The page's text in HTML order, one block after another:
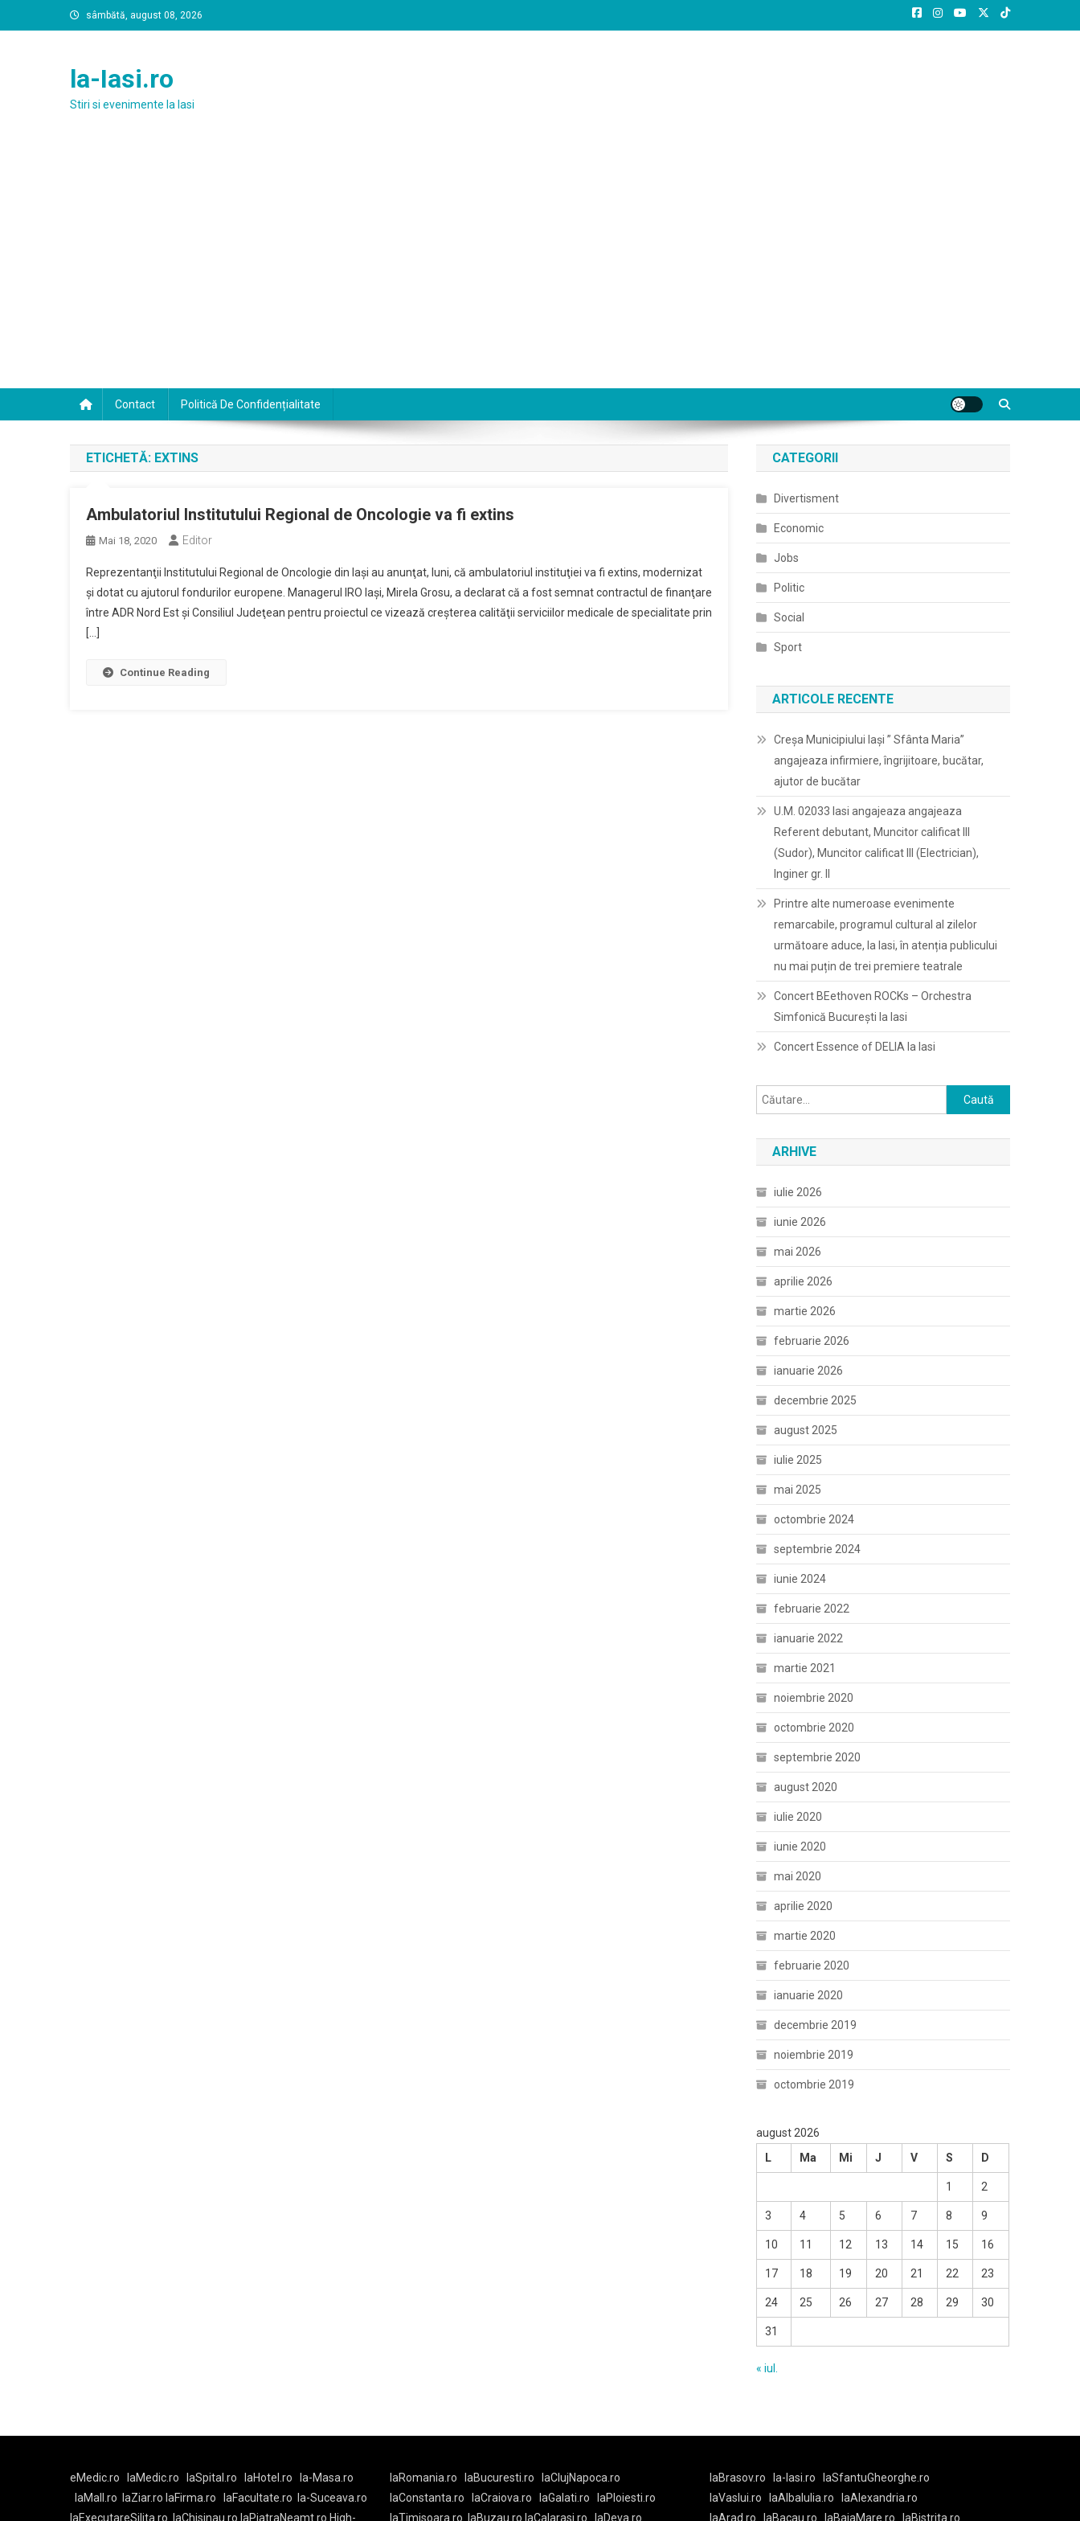
to
sâmbătă, august 08, 2026
la-Iasi.ro
Stiri si evenimente la Iasi
Contact Politică De Confidențialitate
ETICHETĂ: EXTINS
Ambulatoriul Institutului Regional de Oncologie va fi extins
Mai 18, 2020 Editor
Reprezentanţii Institutului Regional de Oncologie din Iaşi au anunţat, luni, că ambulatoriul instituţiei va fi extins, modernizat
şi dotat cu ajutorul fondurilor europene. Managerul IRO Iaşi, Mirela Grosu, a declarat că a fost semnat contractul de finanţare
între ADR Nord Est şi Consiliul Judeţean pentru proiectul ce vizează creşterea calităţii serviciilor medicale de specialitate prin
[…]
Continue Reading
CATEGORII
Divertisment
Economic
Jobs
Politic
Social
Sport
ARTICOLE RECENTE
Creșa Municipiului Iași ” Sfânta Maria”
angajeaza infirmiere, îngrijitoare, bucătar,
ajutor de bucătar
U.M. 02033 Iasi angajeaza angajeaza
Referent debutant, Muncitor calificat III
(Sudor), Muncitor calificat III (Electrician),
Inginer gr. II
Printre alte numeroase evenimente
remarcabile, programul cultural al zilelor
următoare aduce, la Iasi, în atenția publicului
nu mai puțin de trei premiere teatrale
Concert BEethoven ROCKs – Orchestra
Simfonică București la Iasi
Concert Essence of DELIA la Iasi
Caută
după:
ARHIVE
iulie 2026
iunie 2026
mai 2026
aprilie 2026
martie 2026
februarie 2026
ianuarie 2026
decembrie 2025
august 2025
iulie 2025
mai 2025
octombrie 2024
septembrie 2024
iunie 2024
februarie 2022
ianuarie 2022
martie 2021
noiembrie 2020
octombrie 2020
septembrie 2020
august 2020
iulie 2020
iunie 2020
mai 2020
aprilie 2020
martie 2020
februarie 2020
ianuarie 2020
decembrie 2019
noiembrie 2019
octombrie 2019
august 2026
L
Ma Mi J V S D
1 2
3 4 5 6 7 8 9
10 11 12 13 14 15 16
17 18 19 20 21 22 23
24 25 26 27 28 29 30
31
« iul.
eMedic.ro laMedic.ro laSpital.ro laHotel.ro
la-Masa.ro
laMall.ro
laZiar.ro laFirma.ro laFacultate.ro
la-Suceava.ro
laExecutareSilita.ro
laChisinau.ro laPiatraNeamt.ro High-
laRomania.ro laBucuresti.ro
laClujNapoca.ro
laConstanta.ro
laCraiova.ro laGalati.ro
laPloiesti.ro
laTimisoara.ro
laBuzau.ro laCalarasi.ro laDeva.ro
laBrasov.ro la-Iasi.ro
laSfantuGheorghe.ro
laVaslui.ro
laAlbaIulia.ro
laAlexandria.ro
laArad.ro
laBacau.ro laBaiaMare.ro laBistrita.ro